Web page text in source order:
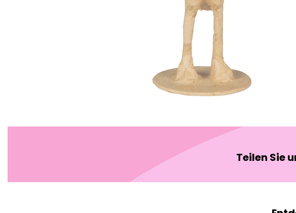
Teilen Sie